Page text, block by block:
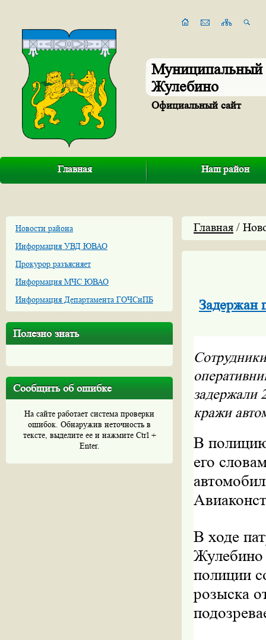
Муниципальный
Жулебино
Официальный сайт
Главная Наш район
Новости района
Информация УВД ЮВАО
Прокурор разъясняет
Информация МЧС ЮВАО
Информация Департамента ГОЧСиПБ
Полезно знать
Сообщить об ошибке
На сайте работает система проверки
ошибок. Обнаружив неточность в
тексте, выделите ее и нажмите Ctrl +
Enter.
Главная /
Задержан
задержали
кражи
В
его
В ходе
Жулебино
полиции
розыска